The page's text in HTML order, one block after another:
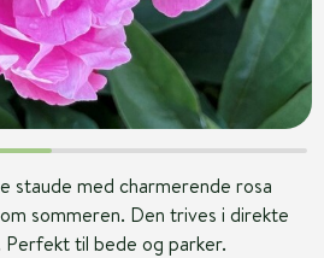
staude med charmerende rosa
sommeren. Den trives i direkte
til bede og parker.